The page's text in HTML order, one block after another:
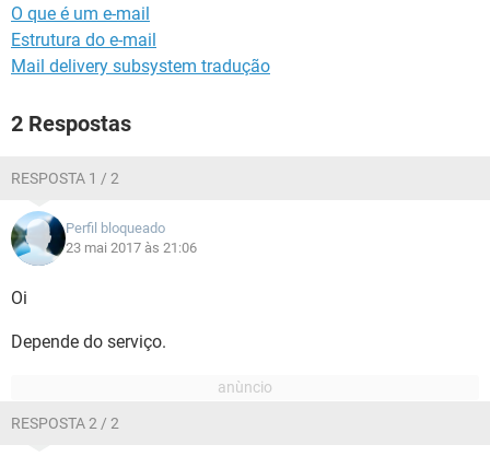
O que é um e-mail
Estrutura do e-mail
Mail delivery subsystem tradução
2 Respostas
RESPOSTA 1 / 2
Perfil bloqueado
23 mai 2017 às 21:06
Oi
Depende do serviço.
RESPOSTA 2 / 2